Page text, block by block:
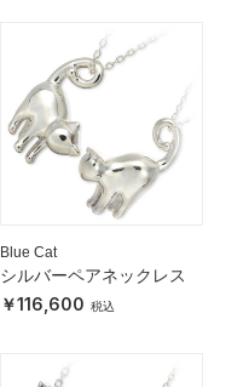
Blue Cat
シルバーペアネックレス
116,600